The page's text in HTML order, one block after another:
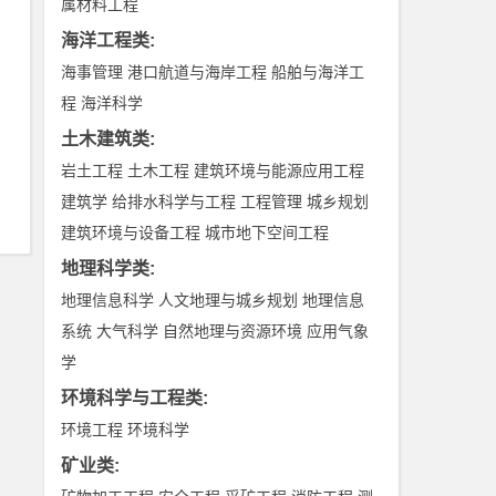
属材料工程
海洋工程类:
海事管理 港口航道与海岸工程 船舶与海洋工
程 海洋科学
土木建筑类:
岩土工程 土木工程 建筑环境与能源应用工程
建筑学 给排水科学与工程 工程管理 城乡规划
建筑环境与设备工程 城市地下空间工程
地理科学类:
地理信息科学 人文地理与城乡规划 地理信息
系统 大气科学 自然地理与资源环境 应用气象
学
环境科学与工程类:
环境工程 环境科学
矿业类: